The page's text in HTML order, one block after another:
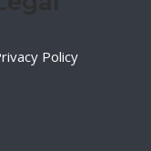
Policy